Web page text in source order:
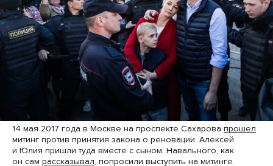
14 мая 2017 года в Москве на проспекте Сахарова прошел
митинг против принятия закона о реновации. Алексей
и Юлия пришли туда вместе с сыном. Навального, как
он сам рассказывал, попросили выступить на митинге.